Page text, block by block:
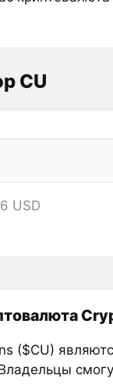
CU
USD
($CU)